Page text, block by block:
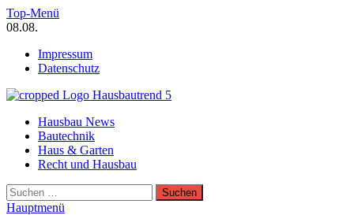
Zum
Inhalt
Top-Menü
08.08.
Impressum
Datenschutz
Hausbautrend Hausbau Trends
Hausbau, Modernisierung, Energietechnik, Haustechnik
Hausbau News
Bautechnik
Haus & Garten
Recht und Hausbau
Suchen
nach:
Hauptmenü